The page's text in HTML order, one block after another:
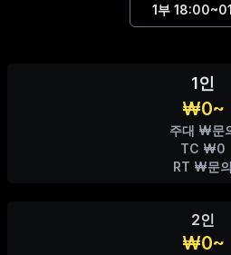
1부
1인
₩0~
주대 ₩문
TC ₩0
RT ₩문의
2인
₩0~